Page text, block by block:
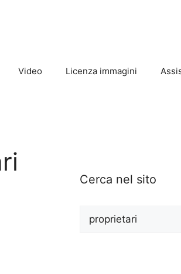
Video Licenza immagini
Cerca nel sito
per: